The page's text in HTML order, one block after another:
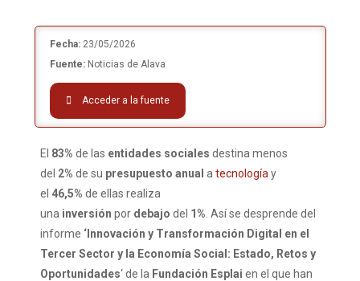
Fecha: 23/05/2026
Fuente: Noticias de Alava
Acceder a la fuente
El 83% de las entidades sociales destina menos
del 2% de su presupuesto anual a tecnología y
el 46,5% de ellas realiza
una inversión por debajo del 1% . Así se desprende del
informe ‘Innovación y Transformación Digital en el
Tercer Sector y la Economía Social: Estado, Retos y
Oportunidades‘ de la Fundación Esplai en el que han